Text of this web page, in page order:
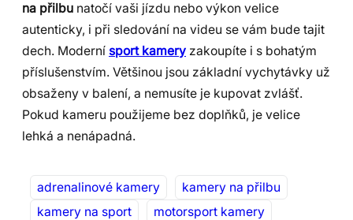
na přilbu natočí vaši jízdu nebo výkon velice
autenticky, i při sledování na videu se vám bude tajit
dech. Moderní sport kamery zakoupíte i s bohatým
příslušenstvím. Většinou jsou základní vychytávky už
obsaženy v balení, a nemusíte je kupovat zvlášť.
Pokud kameru použijeme bez doplňků, je velice
lehká a nenápadná.
adrenalinové kamery
kamery na přilbu
kamery na sport
motorsport kamery